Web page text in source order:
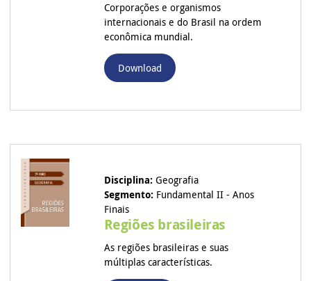
Corporações e organismos
internacionais e do Brasil na ordem
econômica mundial.
Download
Disciplina: Geografia
Segmento: Fundamental II - Anos
Finais
Regiões brasileiras
As regiões brasileiras e suas
múltiplas características.